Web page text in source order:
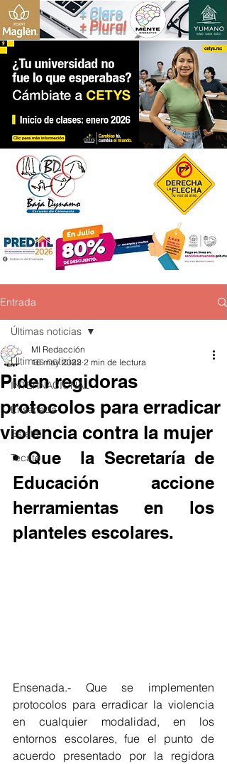
+ Claro
+ Plural
Entrada
Últimas noticias
INTERNACIONAL
Ensenada
Estatal
Tecate
Últimas noticias
Piden regidoras
protocolos para erradicar
violencia contra la mujer
MI Redacción
16 may 2022 2 min de lectura
• Que  la Secretaría de
Educación accione
herramientas en los
planteles escolares.
Ensenada.- Que se implementen
protocolos para erradicar la violencia
en cualquier modalidad, en los
entornos escolares, fue el punto de
acuerdo presentado por la regidora